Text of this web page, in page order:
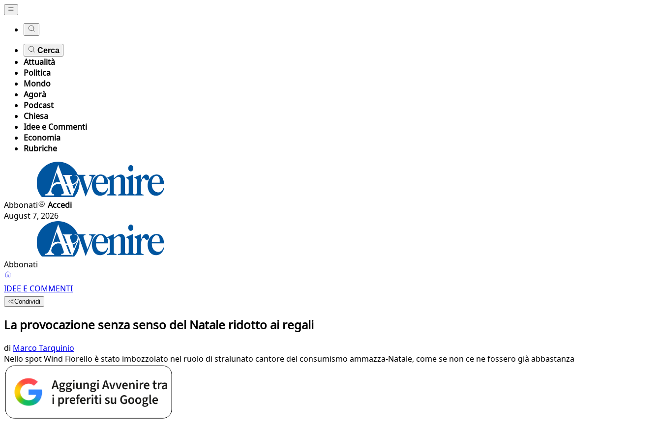
Cerca
Attualità
Politica
Mondo
Agorà
Podcast
Chiesa
Idee e Commenti
Economia
Rubriche
Abbonati
Accedi
August 7, 2026
Abbonati
IDEE E COMMENTI
Condividi
La provocazione senza senso del Natale ridotto ai regali
di Marco Tarquinio
Nello spot Wind Fiorello è stato imbozzolato nel ruolo di stralunato cantore del consumismo ammazza-Natale, come se non ce ne fossero già abbastanza